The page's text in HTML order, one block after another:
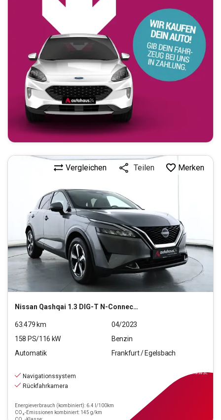
Nissan Qashqai 1.3 DIG-T N-Connecta (EURO 6d)
Vergleichen Teilen Merken
63.479 km
04/2023
158 PS/116 kW
Benzin
Automatik
Frankfurt / Egelsbach
Navigationssystem
Rückfahrkamera
Energieverbrauch (kombiniert): 6.4 l/100km
CO₂-Emissionen kombiniert: 145 g/km
inkl.MwSt.